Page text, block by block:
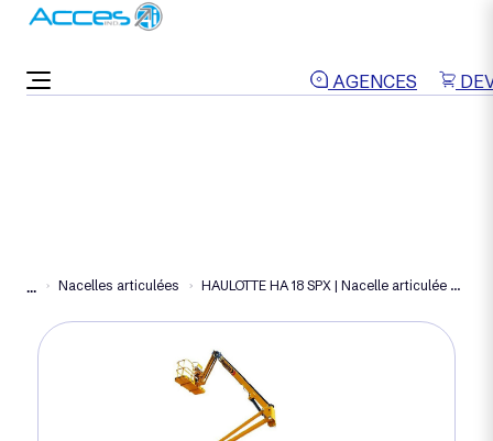
AGENCES
... Nacelles articulées HAULOTTE HA 18 SPX | Nacelle articulée diesel 17 m